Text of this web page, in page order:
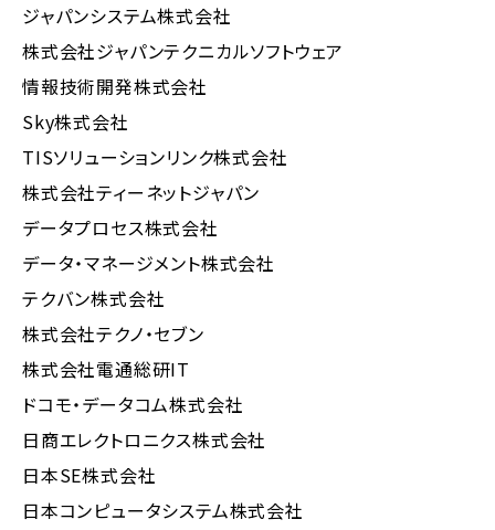
ジャパンシステム株式会社
株式会社ジャパンテクニカルソフトウェア
情報技術開発株式会社
Sky株式会社
TISソリューションリンク株式会社
株式会社ティーネットジャパン
データプロセス株式会社
データ・マネージメント株式会社
テクバン株式会社
株式会社テクノ・セブン
株式会社電通総研IT
ドコモ・データコム株式会社
日商エレクトロニクス株式会社
日本SE株式会社
日本コンピュータシステム株式会社